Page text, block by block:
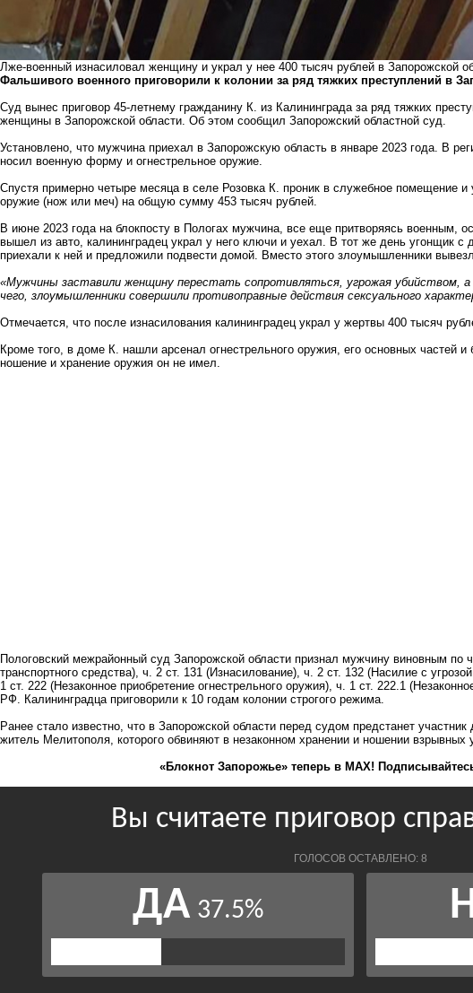
Лже-военный изнасиловал женщину и украл у нее 400 тысяч рублей в Запорожской
Фальшивого военного приговорили к колонии за ряд тяжких преступлений в
Суд вынес приговор 45-летнему гражданину К. из Калининграда за ряд тяжких
женщины в Запорожской области. Об этом сообщил Запорожский областной суд.
Установлено, что мужчина приехал в Запорожскую область в январе 2023 года. В
носил военную форму и огнестрельное оружие.
Спустя примерно четыре месяца в селе Розовка К. проник в служебное помещение и
оружие (нож или меч) на общую сумму 453 тысяч рублей.
В июне 2023 года на блокпосту в Пологах мужчина, все еще притворяясь военным,
вышел из авто, калининградец украл у него ключи и уехал. В тот же день угонщик
приехали к ней и предложили подвести домой. Вместо этого злоумышленники
«Мужчины заставили женщину перестать сопротивляться, угрожая убийством,
чего, злоумышленники совершили противоправные действия сексуального
Отмечается, что после изнасилования калининградец украл у жертвы 400 тысяч
Кроме того, в доме К. нашли арсенал огнестрельного оружия, его основных частей
ношение и хранение оружия он не имел.
Пологовский межрайонный суд Запорожской области признал мужчину виновным по
транспортного средства), ч. 2 ст. 131 (Изнасилование), ч. 2 ст. 132 (Насилие с
1 ст. 222 (Незаконное приобретение огнестрельного оружия), ч. 1 ст. 222.1
РФ. Калининградца приговорили к 10 годам колонии строгого режима.
Ранее стало известно, что в Запорожской области перед судом предстанет
житель Мелитополя, которого обвиняют в незаконном хранении и ношении взрывных
«Блокнот Запорожье» теперь в MAX!